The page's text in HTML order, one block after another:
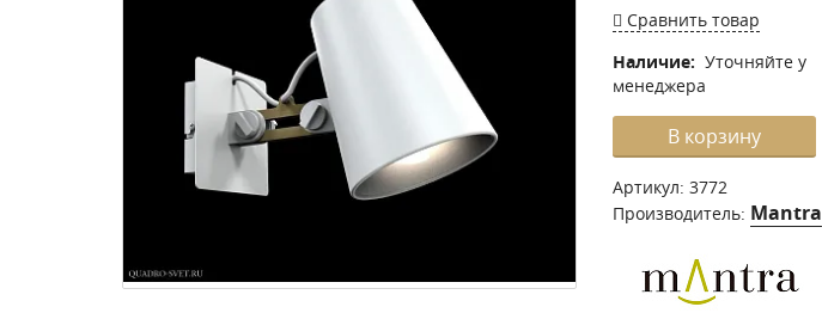
Сравнить товар
Наличие: Уточняйте у
менеджера
В корзину
Артикул: 3772
Производитель: Mantra